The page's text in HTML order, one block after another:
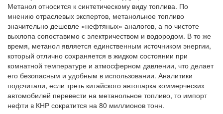
Метанол относится к синтетическому виду топлива. По
мнению отраслевых экспертов, метанольное топливо
значительно дешевле «нефтяных» аналогов, а по чистоте
выхлопа сопоставимо с электричеством и водородом. В то же
время, метанол является единственным источником энергии,
который отлично сохраняется в жидком состоянии при
комнатной температуре и атмосферном давлении, что делает
его безопасным и удобным в использовании. Аналитики
подсчитали, если треть китайского автопарка коммерческих
автомобилей перевести на метанольное топливо, то импорт
нефти в КНР сократится на 80 миллионов тонн.